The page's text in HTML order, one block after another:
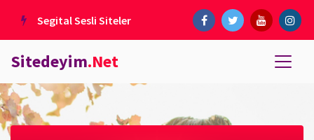
Segital Sesli Siteler
Sitedeyim.Net